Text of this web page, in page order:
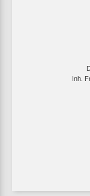
Inh.